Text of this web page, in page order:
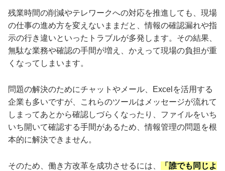
残業時間の削減やテレワークへの対応を推進しても、現場
の仕事の進め方を変えないままだと、情報の確認漏れや指
示の行き違いといったトラブルが多発します。その結果、
無駄な業務や確認の手間が増え、かえって現場の負担が重
くなってしまいます。
問題の解決のためにチャットやメール、Excelを活用する
企業も多いですが、これらのツールはメッセージが流れて
しまってあとから確認しづらくなったり、ファイルをいち
いち開いて確認する手間があるため、情報管理の問題を根
本的に解決できません。
そのため、働き方改革を成功させるには、
「誰でも同じよ